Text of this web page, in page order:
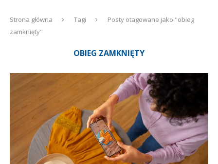
Strona główna Tagi
Posty otagowane jako "obieg
zamknięty"
OBIEG ZAMKNIĘTY